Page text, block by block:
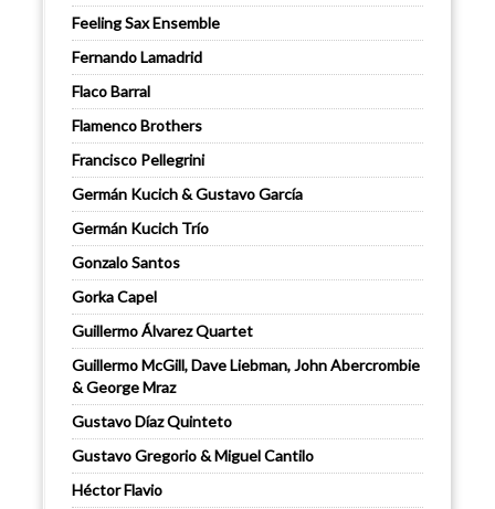
Feeling Sax Ensemble
Fernando Lamadrid
Flaco Barral
Flamenco Brothers
Francisco Pellegrini
Germán Kucich & Gustavo García
Germán Kucich Trío
Gonzalo Santos
Gorka Capel
Guillermo Álvarez Quartet
Guillermo McGill, Dave Liebman, John Abercrombie
& George Mraz
Gustavo Díaz Quinteto
Gustavo Gregorio & Miguel Cantilo
Héctor Flavio